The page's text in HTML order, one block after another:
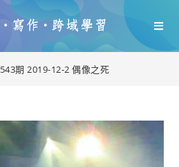
543期 2019-12-2 偶像之死